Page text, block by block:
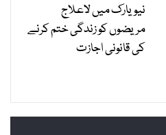
نیویارک میں لاعلاج
مریضوں کو زندگی ختم کرنے
کی قانونی اجازت